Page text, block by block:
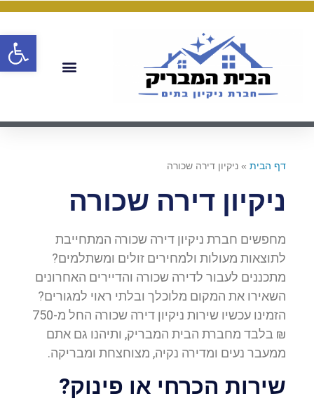
דף הבית » ניקיון דירה שכורה
ניקיון דירה שכורה
מחפשים חברת ניקיון דירה שכורה המתחייבת
לתוצאות מעולות ולמחירים זולים ומשתלמים?
מתכננים לעבור לדירה שכורה והדיירים האחרונים
השאירו את המקום מלוכלך ובלתי ראוי למגורים?
הזמינו עכשיו שירות ניקיון דירה שכורה החל מ-750
₪ בלבד מחברת הבית המבריק, ותיהנו גם אתם
ממעבר נעים ומדירה נקיה, מצוחצחת ומבריקה.
שירות הכרחי או פינוק?